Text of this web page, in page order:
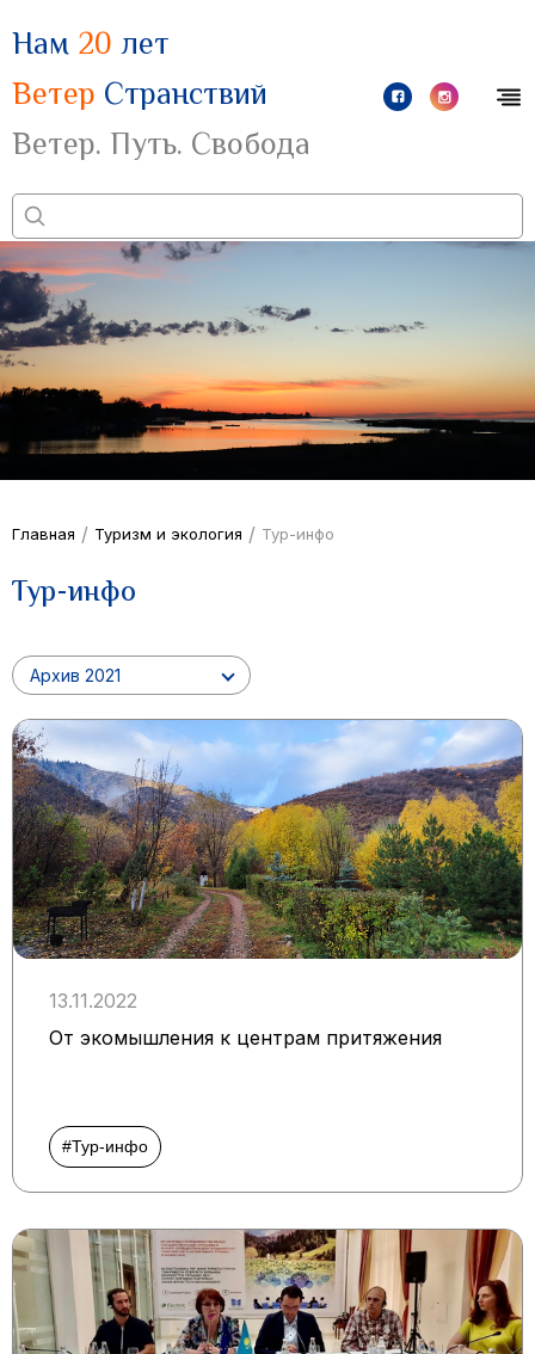
Нам 20 лет
Ветер Странствий
Ветер. Путь. Свобода
Главная / Туризм и экология / Тур-инфо
Тур-инфо
Архив 2021
13.11.2022
От экомышления к центрам притяжения
#Тур-инфо